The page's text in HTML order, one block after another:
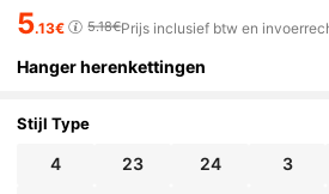
5.13€ 5.18€Prijs inclusief btw en
Hanger herenkettingen
Stijl Type
4 23 24 3